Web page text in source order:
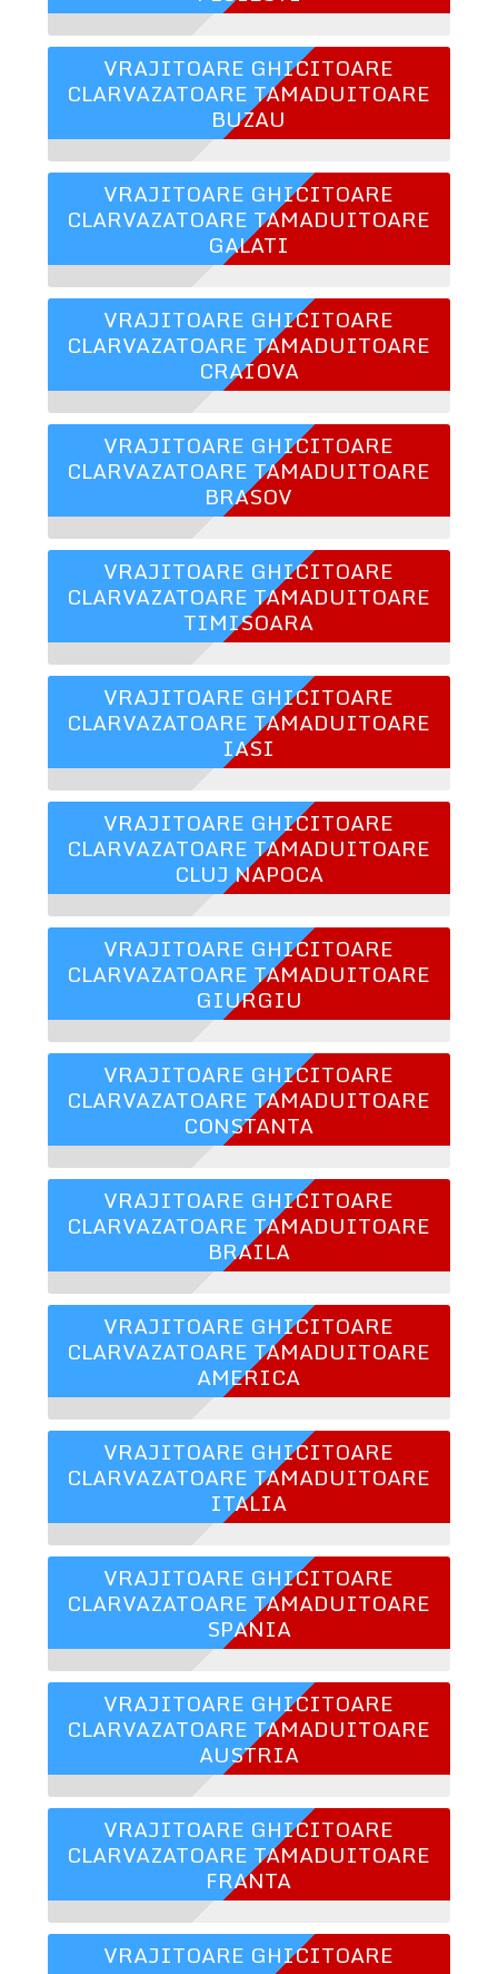
VRAJITOARE GHICITOARE
CLARVAZATOARE TAMADUITOARE
BUZAU
VRAJITOARE GHICITOARE
CLARVAZATOARE TAMADUITOARE
GALATI
VRAJITOARE GHICITOARE
CLARVAZATOARE TAMADUITOARE
CRAIOVA
VRAJITOARE GHICITOARE
CLARVAZATOARE TAMADUITOARE
BRASOV
VRAJITOARE GHICITOARE
CLARVAZATOARE TAMADUITOARE
TIMISOARA
VRAJITOARE GHICITOARE
CLARVAZATOARE TAMADUITOARE
IASI
VRAJITOARE GHICITOARE
CLARVAZATOARE TAMADUITOARE
CLUJ NAPOCA
VRAJITOARE GHICITOARE
CLARVAZATOARE TAMADUITOARE
GIURGIU
VRAJITOARE GHICITOARE
CLARVAZATOARE TAMADUITOARE
CONSTANTA
VRAJITOARE GHICITOARE
CLARVAZATOARE TAMADUITOARE
BRAILA
VRAJITOARE GHICITOARE
CLARVAZATOARE TAMADUITOARE
AMERICA
VRAJITOARE GHICITOARE
CLARVAZATOARE TAMADUITOARE
ITALIA
VRAJITOARE GHICITOARE
CLARVAZATOARE TAMADUITOARE
SPANIA
VRAJITOARE GHICITOARE
CLARVAZATOARE TAMADUITOARE
AUSTRIA
VRAJITOARE GHICITOARE
CLARVAZATOARE TAMADUITOARE
FRANTA
VRAJITOARE GHICITOARE